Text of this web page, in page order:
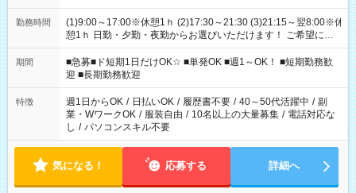
勤務時間
(1)9:00～17:00※休憩1ｈ (2)17:30～21:30 (3)21:15～翌8:00※休
憩1ｈ 日勤・夕勤・夜勤からお選びいただけます！ ご希望に合
わせて働けるお仕事です(*^^*) 【その他選べる勤務時間】 8-17
時/9-17時/9-18時/10-18時/11-21時/18-22時/20-翌4時/21-翌5
時/22-翌6時/0-翌8時 ご自身のご都合で選んで頂ける完全自由シ
フト！
期間
■急募■ド短期1日だけOK☆ ■単発OK ■週1～OK！ ■短期勤務歓
迎 ■長期勤務歓迎
特徴 週1日からOK / 日払いOK / 履歴書不要 / 40～50代活躍中 / 副
業・WワークOK / 服装自由 / 10名以上の大量募集 / 電話対応な
し / パソコンスキル不要
気になる！ 応募する 詳細へ